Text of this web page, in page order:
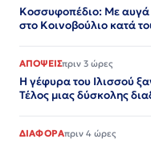
Κοσσυφοπέδιο: Με αυγά
στο Κοινοβούλιο κατά
ΑΠΟΨΕΙΣπριν 3 ώρες
Η γέφυρα του Ιλισσού
Τέλος μιας δύσκολης
ΔΙΑΦΟΡΑπριν 4 ώρες